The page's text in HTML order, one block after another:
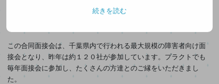
今年も１０月１９日（木）に千葉ポートアリーナにて障害を持つ
この合同面接会は、千葉県内で行われる最大規模の障害者向け面
接会となり、昨年は約１２０社が参加しています。プラクトでも
毎年面接会に参加し、たくさんの方達とのご縁をいただきまし
た。
レ
ス
を
入
力...
続きを読む